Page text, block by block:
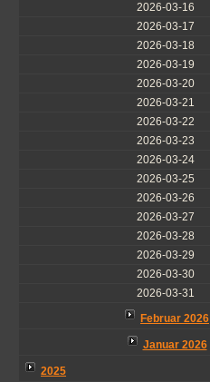
2026-03-16
2026-03-17
2026-03-18
2026-03-19
2026-03-20
2026-03-21
2026-03-22
2026-03-23
2026-03-24
2026-03-25
2026-03-26
2026-03-27
2026-03-28
2026-03-29
2026-03-30
2026-03-31
Februar 2026
Januar 2026
2025